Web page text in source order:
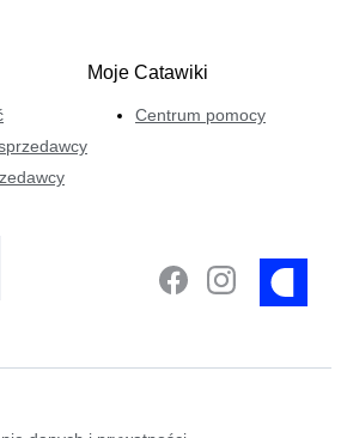
Moje Catawiki
Centrum pomocy